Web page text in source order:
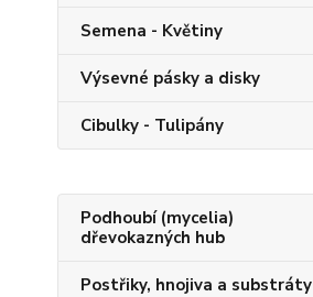
Semena - Květiny
Výsevné pásky a disky
Cibulky - Tulipány
Podhoubí (mycelia)
dřevokazných hub
Postřiky, hnojiva a substráty